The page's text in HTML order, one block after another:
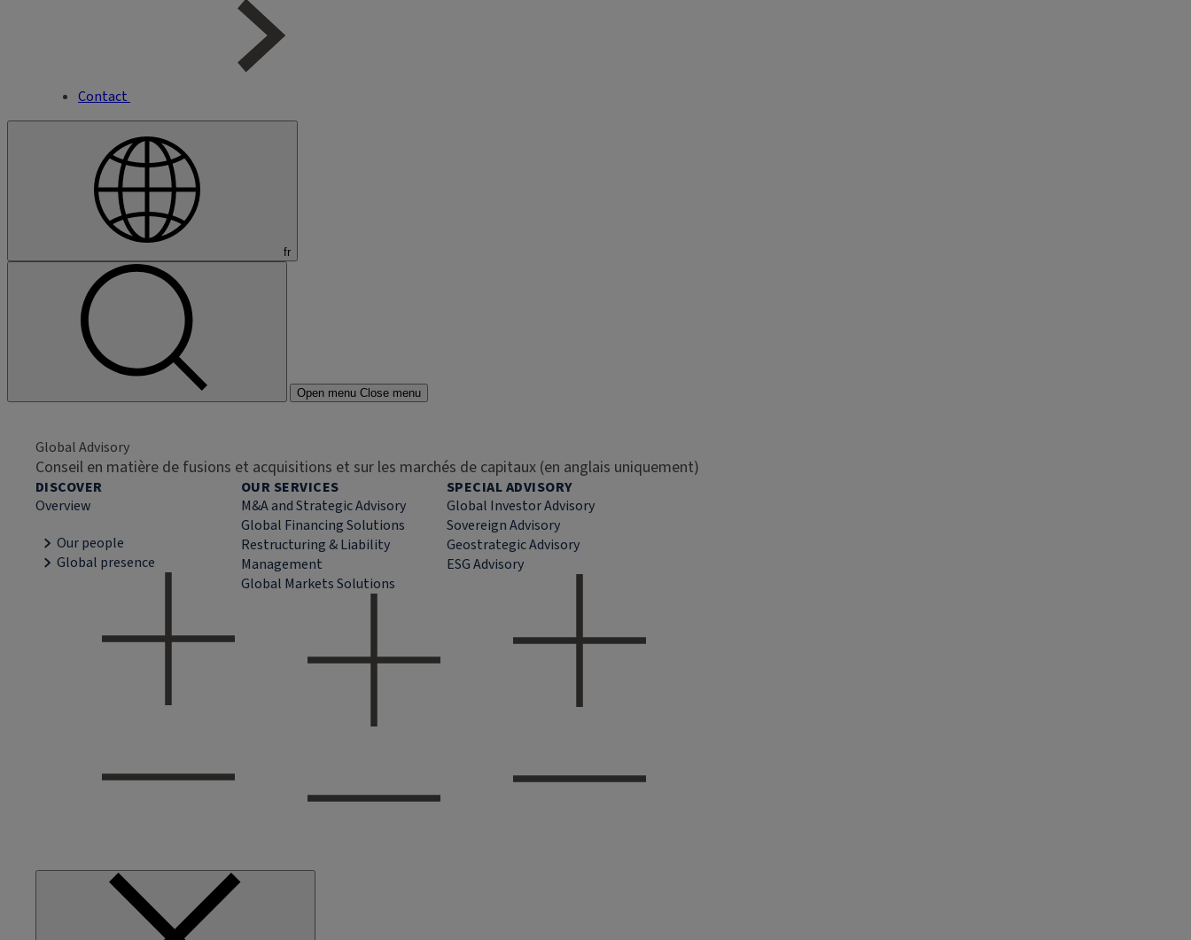
Contact
fr
Open menu Close menu
Global Advisory
Conseil en matière de fusions et acquisitions et sur les marchés de capitaux (en anglais uniquement)
DISCOVER
Overview
Our people
Global presence
OUR SERVICES
M&A and Strategic Advisory
Global Financing Solutions
Restructuring & Liability
Management
Global Markets Solutions
SPECIAL ADVISORY
Global Investor Advisory
Sovereign Advisory
Geostrategic Advisory
ESG Advisory